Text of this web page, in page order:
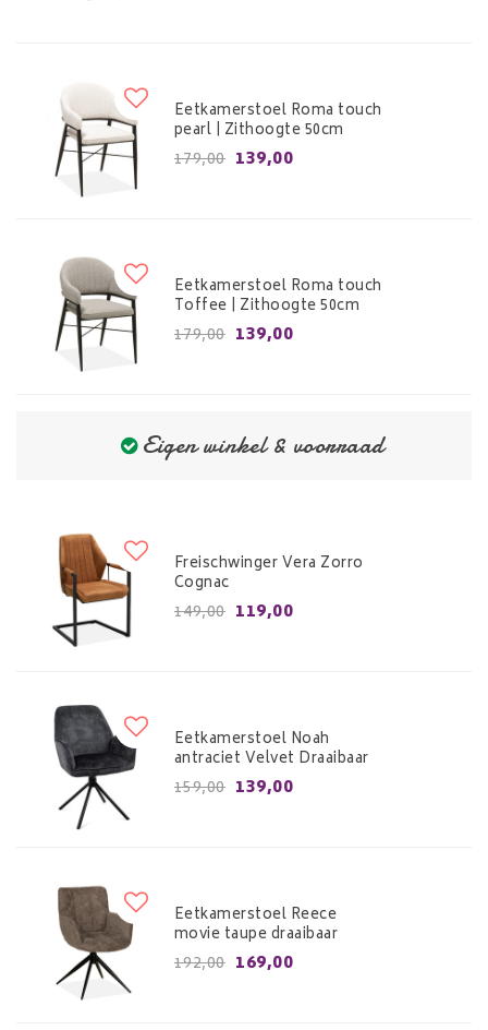
Eetkamerstoel Roma touch
pearl | Zithoogte 50cm
179,00 139,00
Eetkamerstoel Roma touch
Toffee | Zithoogte 50cm
179,00 139,00
Eigen winkel & voorraad
Freischwinger Vera Zorro
Cognac
149,00 119,00
Eetkamerstoel Noah
antraciet Velvet Draaibaar
159,00 139,00
Eetkamerstoel Reece
movie taupe draaibaar
192,00 169,00